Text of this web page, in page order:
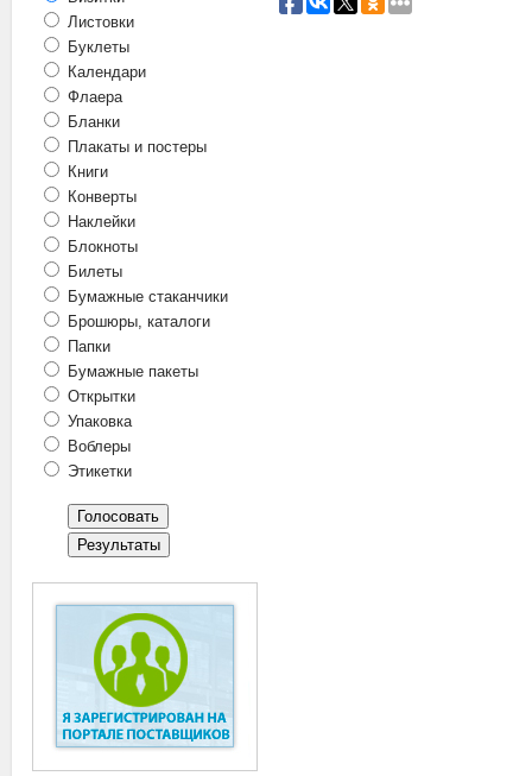
Листовки
Буклеты
Календари
Флаера
Бланки
Плакаты и постеры
Книги
Конверты
Наклейки
Блокноты
Билеты
Бумажные стаканчики
Брошюры, каталоги
Папки
Бумажные пакеты
Открытки
Упаковка
Воблеры
Этикетки